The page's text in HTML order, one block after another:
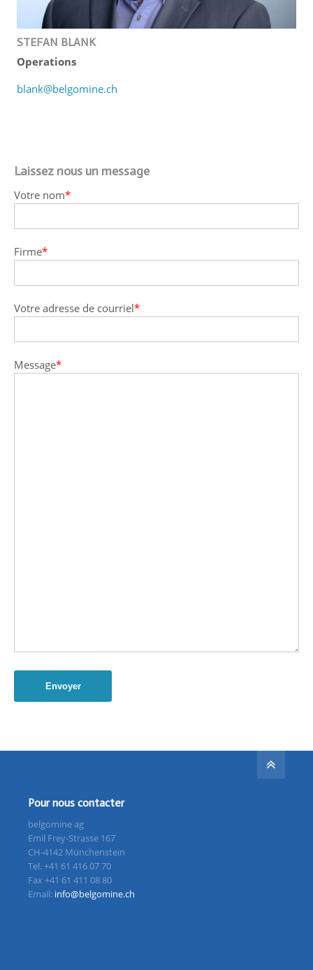
STEFAN BLANK
Operations
blank@belgomine.ch
Laissez nous un message
Votre nom*
Firme*
Votre adresse de courriel*
Message*
Envoyer
Pour nous contacter
belgomine ag
Emil Frey-Strasse 167
CH-4142 Münchenstein
Tel. +41 61 416 07 70
Fax +41 61 411 08 80
Email: info@belgomine.ch